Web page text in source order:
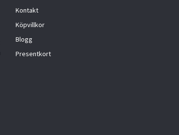
Kontakt
Köpvillkor
Blogg
Presentkort